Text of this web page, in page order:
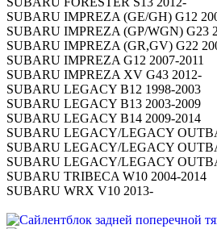
SUBARU IMPREZA (GE/GH) G12
SUBARU IMPREZA (GP/WGN) G23
SUBARU IMPREZA (GR,GV) G22
SUBARU IMPREZA G12 2007-2011
SUBARU IMPREZA XV G43 2012-
SUBARU LEGACY B12 1998-2003
SUBARU LEGACY B13 2003-2009
SUBARU LEGACY B14 2009-2014
SUBARU LEGACY/LEGACY
SUBARU LEGACY/LEGACY
SUBARU LEGACY/LEGACY
SUBARU TRIBECA W10 2004-2014
SUBARU WRX V10 2013-